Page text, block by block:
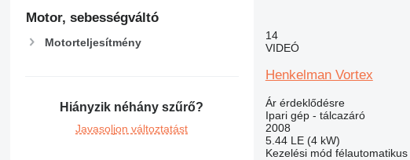
Motor, sebességváltó
Motorteljesítmény
Hiányzik néhány szűrő?
Javasoljon változtatást
14
VIDEÓ
Henkelman Vortex
Ár érdeklődésre
Ipari gép - tálcazáró
2008
5.44 LE (4 kW)
Kezelési mód félautomatikus